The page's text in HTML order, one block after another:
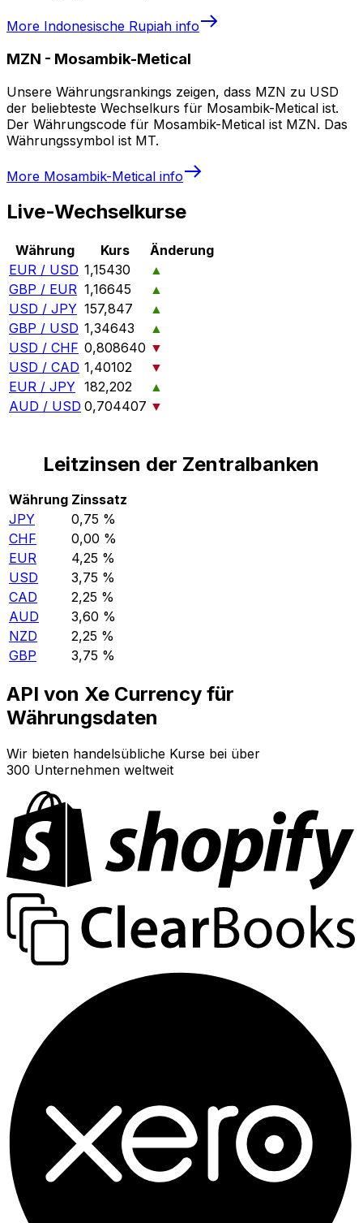
More Indonesische Rupiah info
MZN - Mosambik-Metical
Unsere Währungsrankings zeigen, dass MZN zu USD
der beliebteste Wechselkurs für Mosambik-Metical ist.
Der Währungscode für Mosambik-Metical ist MZN. Das
Währungssymbol ist MT.
More Mosambik-Metical info
Live-Wechselkurse
Währung Kurs
Änderung
EUR / USD 1,15430
▲
GBP / EUR 1,16645
▲
USD / JPY 157,847
▲
GBP / USD 1,34643
▲
USD / CHF 0,808640 ▼
USD / CAD 1,40102
▼
EUR / JPY 182,202
▲
AUD / USD 0,704407 ▼
Leitzinsen der Zentralbanken
Währung Zinssatz
JPY
0,75 %
CHF
0,00 %
EUR
4,25 %
USD
3,75 %
CAD
2,25 %
AUD
3,60 %
NZD
2,25 %
GBP
3,75 %
API von Xe Currency für
Währungsdaten
Wir bieten handelsübliche Kurse bei über
300 Unternehmen weltweit